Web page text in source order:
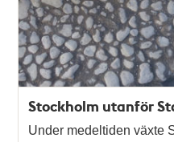
Stockholm utanför
Under medeltiden växte